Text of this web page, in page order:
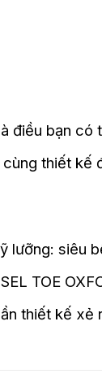
điều bạn
thiết
lưỡng: siêu
TOE
thiết kế xẻ